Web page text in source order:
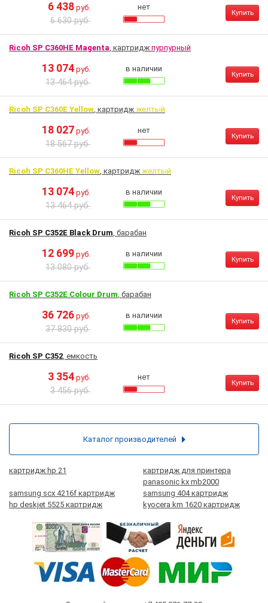
6 438 руб.
6 630 руб.
нет
Купить
Ricoh SP C360HE Magenta, картридж пурпурный
13 074 руб.
13 464 руб.
в наличии
Купить
Ricoh SP C360E Yellow, картридж желтый
18 027 руб.
18 567 руб.
нет
Купить
Ricoh SP C360HE Yellow, картридж желтый
13 074 руб.
13 464 руб.
в наличии
Купить
Ricoh SP C352E Black Drum, барабан
12 699 руб.
13 080 руб.
в наличии
Купить
Ricoh SP C352E Colour Drum, барабан
36 726 руб.
37 830 руб.
в наличии
Купить
Ricoh SP C352, емкость
3 354 руб.
3 456 руб.
нет
Купить
картридж hp 21
картридж для принтера
panasonic kx mb2000
samsung scx 4216f картридж
samsung 404 картридж
hp deskjet 5525 картридж
kyocera km 1620 картридж